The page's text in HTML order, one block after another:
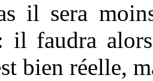
il sera
il faudra
bien réelle,